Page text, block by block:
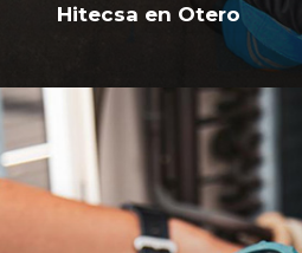
Hitecsa en Otero